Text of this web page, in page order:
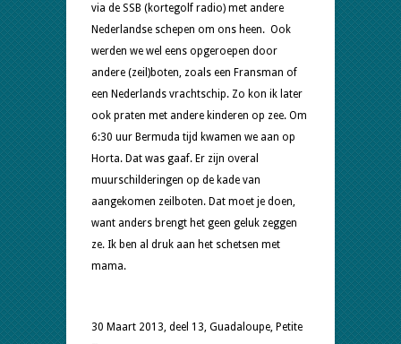
via de SSB (kortegolf radio) met andere
Nederlandse schepen om ons heen. Ook
werden we wel eens opgeroepen door
andere (zeil)boten, zoals een Fransman of
een Nederlands vrachtschip. Zo kon ik later
ook praten met andere kinderen op zee. Om
6:30 uur Bermuda tijd kwamen we aan op
Horta. Dat was gaaf. Er zijn overal
muurschilderingen op de kade van
aangekomen zeilboten. Dat moet je doen,
want anders brengt het geen geluk zeggen
ze. Ik ben al druk aan het schetsen met
mama.
30 Maart 2013, deel 13, Guadaloupe, Petite